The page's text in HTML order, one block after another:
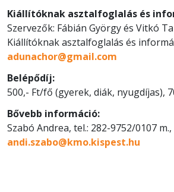
Kiállítóknak asztalfoglalás és
Szervezők: Fábián György és Vitkó
Kiállítóknak asztalfoglalás és
adunachor@gmail.com
Belépődíj:
500,- Ft/fő (gyerek, diák, nyugdíjas),
Bővebb információ:
Szabó Andrea, tel.: 282-9752/0107 m.,
andi.szabo@kmo.kispest.hu